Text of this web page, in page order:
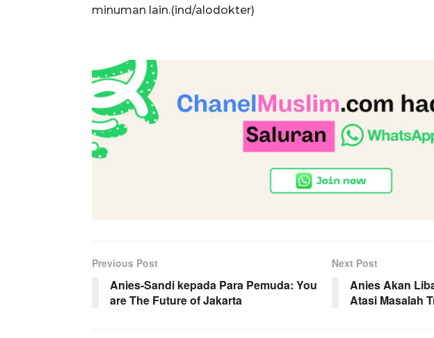
minuman lain.(ind/alodokter)
Previous Post
Anies-Sandi kepada Para Pemuda: You
are The Future of Jakarta
Next Post
Anies Akan
Atasi Masalah